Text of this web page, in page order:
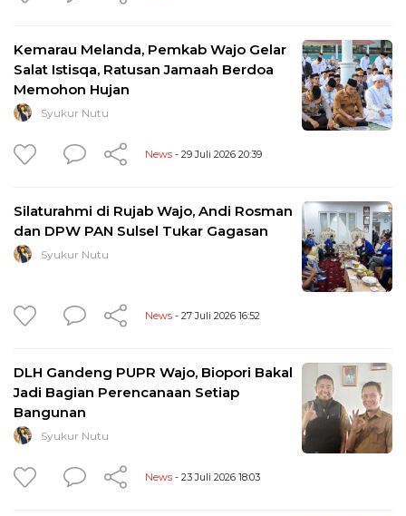
Kemarau Melanda, Pemkab Wajo Gelar
Salat Istisqa, Ratusan Jamaah Berdoa
Memohon Hujan
Syukur Nutu
News - 29 Juli 2026 20:39
Silaturahmi di Rujab Wajo, Andi Rosman
dan DPW PAN Sulsel Tukar Gagasan
Syukur Nutu
News - 27 Juli 2026 16:52
DLH Gandeng PUPR Wajo, Biopori Bakal
Jadi Bagian Perencanaan Setiap
Bangunan
Syukur Nutu
News - 23 Juli 2026 18:03